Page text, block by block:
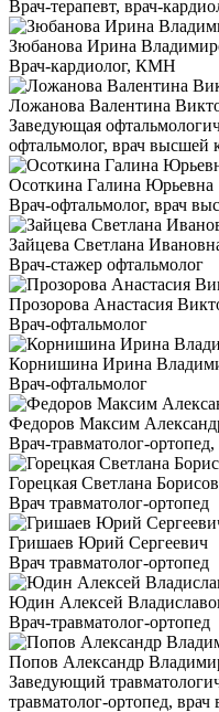
Врач-терапевт, врач-
Зюбанова Ирина
Врач-кардиолог, КМН
Ложанова Валентина
Заведующая
офтальмолог, врач высшей
Осоткина Галина Юрьевна
Врач-офтальмолог, врач
Зайцева Светлана
Врач-стажер офтальмолог
Прозорова Анастасия
Врач-офтальмолог
Корнишина Ирина
Врач-офтальмолог
Федоров Максим
Врач-травматолог-
Горецкая Светлана
Врач травматолог-ортопед
Гришаев Юрий Сергеевич
Врач травматолог-ортопед
Юдин Алексей
Врач-травматолог-ортопед
Попов Александр
Заведующий
травматолог-ортопед,